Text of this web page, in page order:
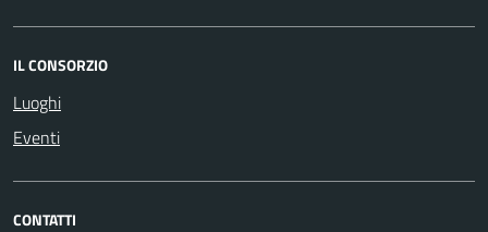
IL CONSORZIO
Luoghi
Eventi
CONTATTI